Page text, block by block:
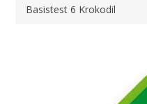
Basistest 6 Krokodil